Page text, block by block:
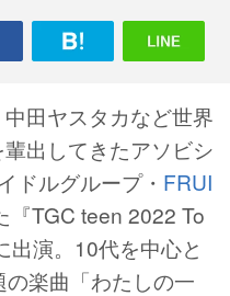
田ヤスタカなど世界
出してきたアソビシ
ドルグループ・ FRUI
『TGC teen 2022 To
演。10代を中心と
楽曲「わたしの一